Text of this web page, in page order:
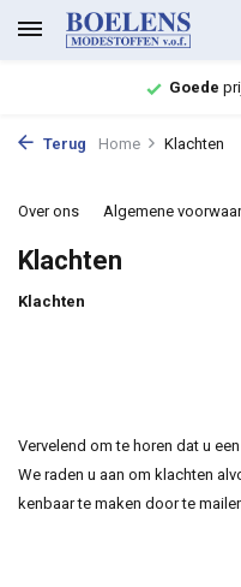
Goede
Terug Home Klachten
Over ons Algemene
Klachten
Klachten
Vervelend om te horen dat u
We raden u aan om klachten
kenbaar te maken door te